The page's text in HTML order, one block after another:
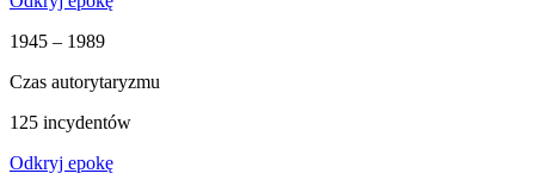
1945 – 1989
Czas autorytaryzmu
125 incydentów
Odkryj epokę